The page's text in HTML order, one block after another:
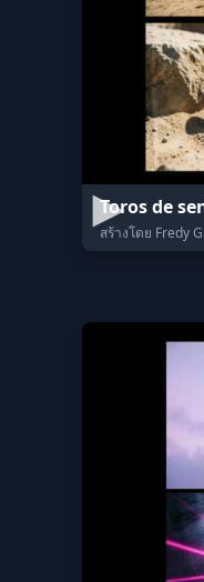
Toros de
สร้างโดย Fredy